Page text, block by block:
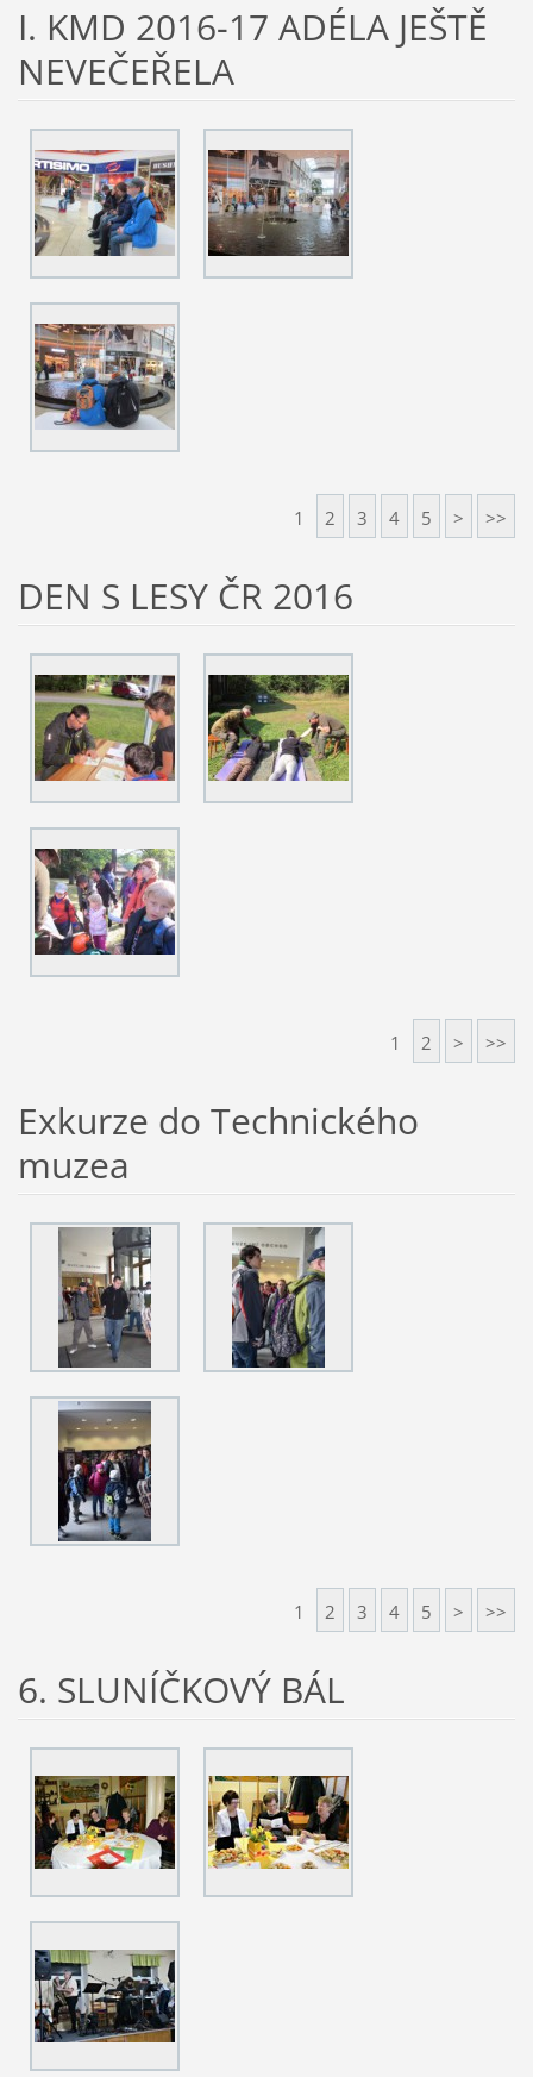
I. KMD 2016-17 ADÉLA JEŠTĚ
NEVEČEŘELA
1 2 3 4 5 > >>
DEN S LESY ČR 2016
1 2 > >>
Exkurze do Technického
muzea
1 2 3 4 5 > >>
6. SLUNÍČKOVÝ BÁL